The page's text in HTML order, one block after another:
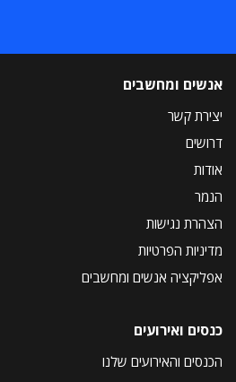
אנשים ומחשבים
יצירת קשר
דרושים
אודות
הנמר
הצהרת נגישות
מדיניות הפרטיות
אפליקציה אנשים ומחשבים
כנסים ואירועים
הכנסים והאירועים שלנו